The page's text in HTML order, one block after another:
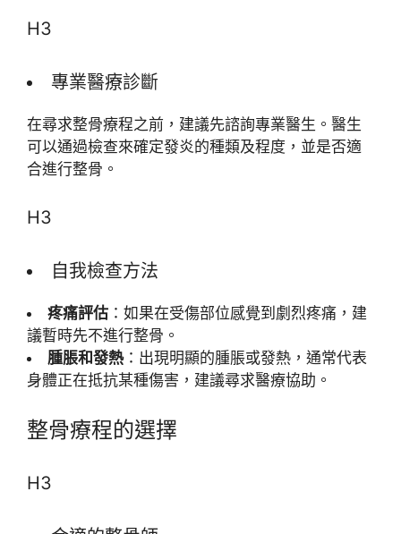
H3
專業醫療診斷
在尋求整骨療程之前，建議先諮詢專業醫生。醫生
可以通過檢查來確定發炎的種類及程度，並是否適
合進行整骨。
H3
自我檢查方法
疼痛評估 ：如果在受傷部位感覺到劇烈疼痛，建
議暫時先不進行整骨。
腫脹和發熱：出現明顯的腫脹或發熱，通常代表
身體正在抵抗某種傷害，建議尋求醫療協助。
整骨療程的選擇
H3